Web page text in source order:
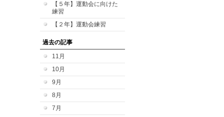
【５年】運動会に向けた
練習
【２年】運動会練習
過去の記事
11月
10月
9月
8月
7月